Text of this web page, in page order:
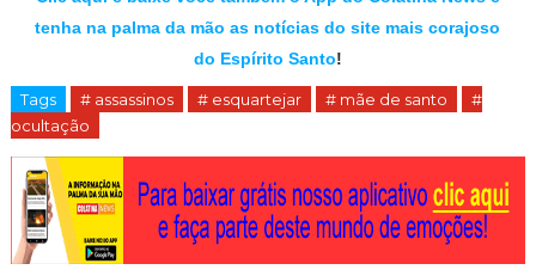
tenha na palma da mão as notícias do site mais corajoso
do Espírito Santo!
Tags # assassinos # esquartejar # mãe de santo
#
ocultação